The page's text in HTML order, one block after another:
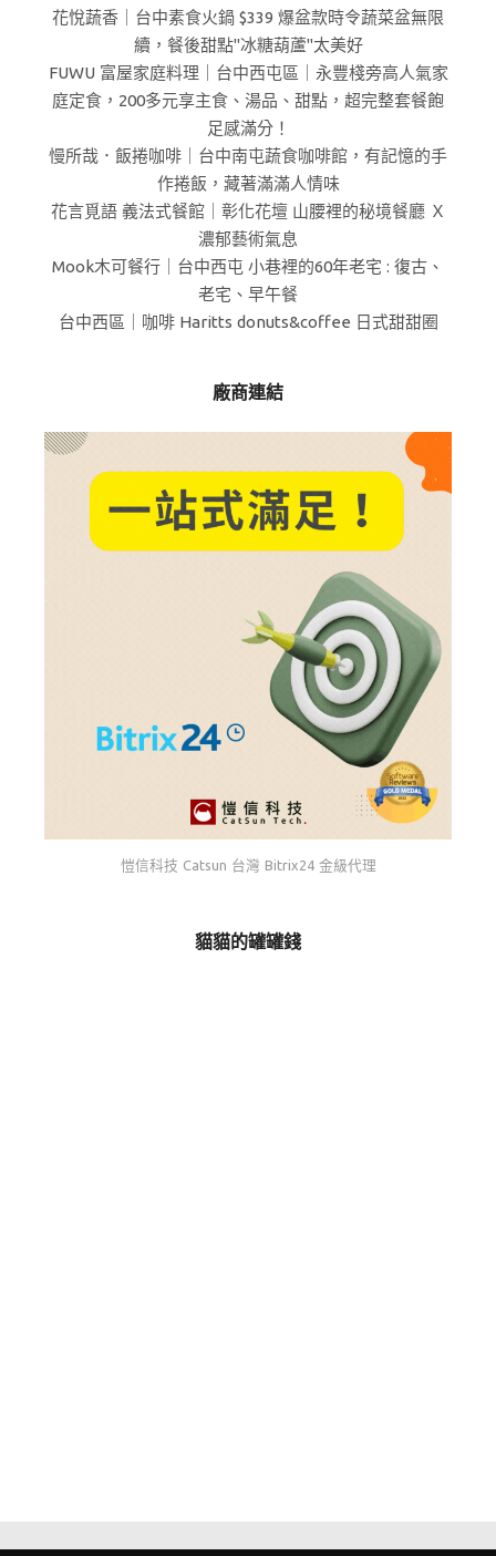
花悅蔬香｜台中素食火鍋 $339 爆盆款時令蔬菜盆無限
續，餐後甜點"冰糖葫蘆"太美好
FUWU 富屋家庭料理｜台中西屯區｜永豐棧旁高人氣家
庭定食，200多元享主食、湯品、甜點，超完整套餐飽
足感滿分！
慢所哉．飯捲咖啡｜台中南屯蔬食咖啡館，有記憶的手
作捲飯，藏著滿滿人情味
花言覓語 義法式餐館｜彰化花壇 山腰裡的秘境餐廳 Ｘ
濃郁藝術氣息
Mook木可餐行｜台中西屯 小巷裡的60年老宅 : 復古、
老宅、早午餐
台中西區｜咖啡 Haritts donuts&coffee 日式甜甜圈
廠商連結
愷信科技 Catsun 台灣 Bitrix24 金級代理
貓貓的罐罐錢